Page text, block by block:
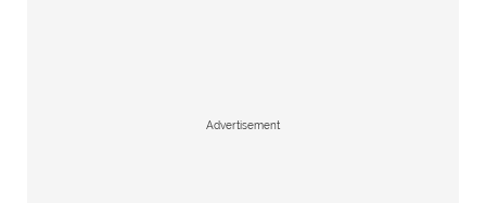
Advertisement